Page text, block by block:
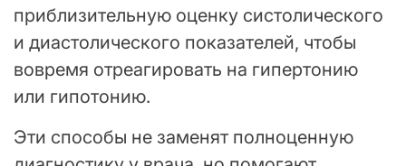
приблизительную оценку систолического
и диастолического показателей, чтобы
вовремя отреагировать на гипертонию
или гипотонию.
Эти способы не заменят полноценную